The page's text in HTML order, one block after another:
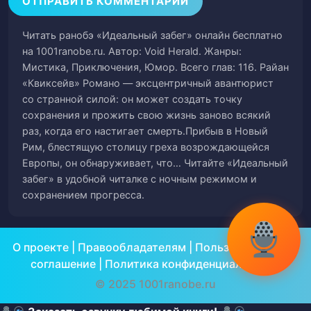
59 Том 2. Глава 8. Семейный бизнес
60 Том 2. Глава 9. Корпоалиция
Том 2. Глава 10. Удачный перерыв
Том 2. Глава 11. Смертный приговор
63 Том 2. Глава 12. Квест выполнен
64 Том 2. Глава 13. Конец первого диска
Том 2. Глава 14. Фрагмент прошлого:
Смерть в Монако[1]
66 Том 2. Глава 15. Неисповедимы пути
Читать ранобэ «Идеальный забег» онлайн бесплатно
на 1001ranobe.ru. Автор: Void Herald. Жанры:
Мистика, Приключения, Юмор. Всего глав: 116. Райан
«Квиксейв» Романо — эксцентричный авантюрист
со странной силой: он может создать точку
сохранения и прожить свою жизнь заново всякий
раз, когда его настигает смерть.Прибыв в Новый
Рим, блестящую столицу греха возрождающейся
Европы, он обнаруживает, что… Читайте «Идеальный
забег» в удобной читалке с ночным режимом и
сохранением прогресса.
О проекте| Правообладателям
Пользовательское
соглашение| Политика конфиденциальности
© 2025 1001ranobe.ru